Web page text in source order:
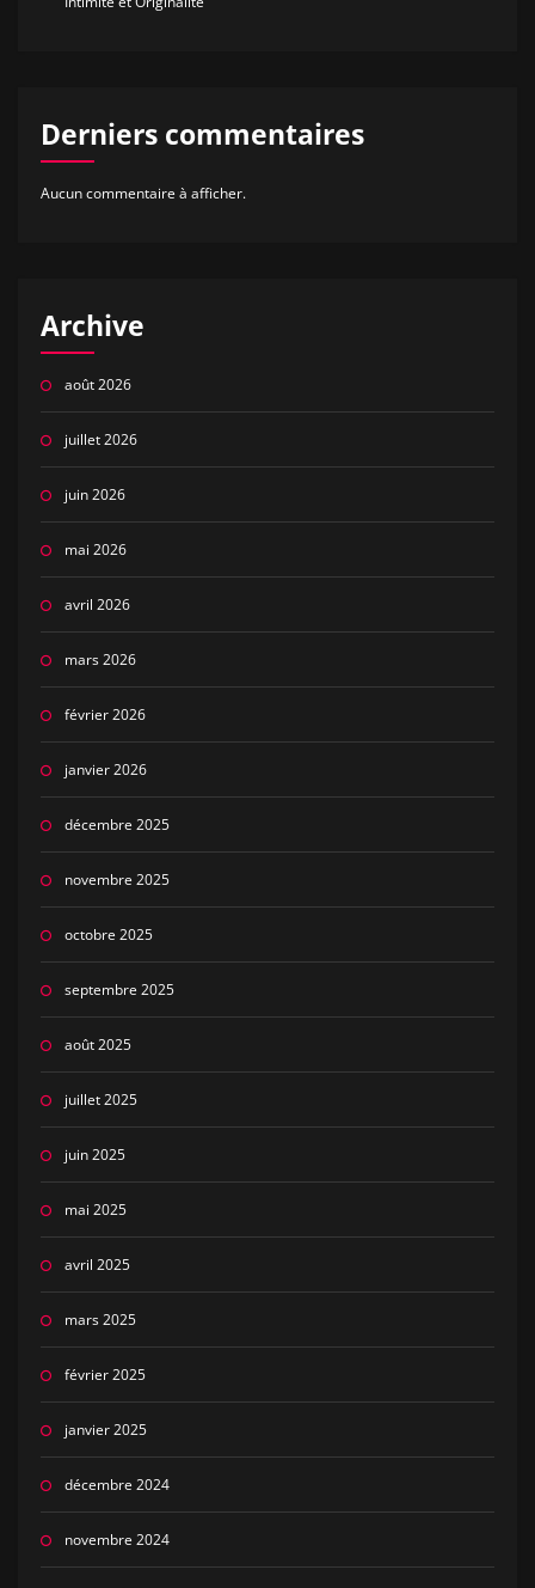
Derniers commentaires
Aucun commentaire à afficher.
Archive
août 2026
juillet 2026
juin 2026
mai 2026
avril 2026
mars 2026
février 2026
janvier 2026
décembre 2025
novembre 2025
octobre 2025
septembre 2025
août 2025
juillet 2025
juin 2025
mai 2025
avril 2025
mars 2025
février 2025
janvier 2025
décembre 2024
novembre 2024